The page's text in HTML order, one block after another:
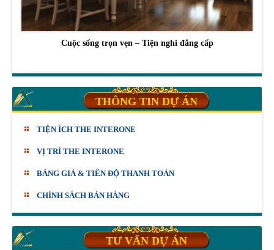
Cuộc sống trọn vẹn – Tiện nghi đẳng cấp
THÔNG TIN DỰ ÁN
TIỆN ÍCH THE INTERONE
VỊ TRÍ THE INTERONE
BẢNG GIÁ & TIẾN ĐỘ THANH TOÁN
CHÍNH SÁCH BÁN HÀNG
TƯ VẤN DỰ ÁN